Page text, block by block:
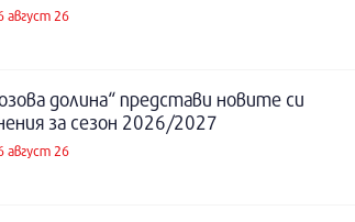
август 26
долина“ представи новите си
за сезон 2026/2027
август 26